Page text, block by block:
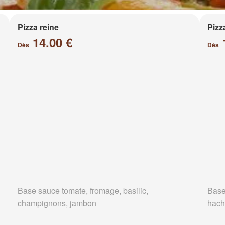
Pizza reine
Dès14.00 €
Base sauce tomate, fromage, basilic,
champignons, jambon
Dès